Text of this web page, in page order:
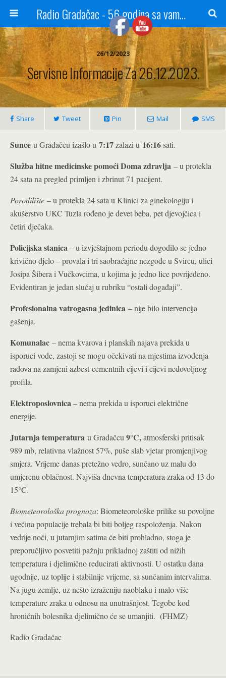
Radio Gradačac - 56 godina sa vama...
26/12/2023
Servisne Informacije Za 26.12.2023.
Share Tweet Pin Mail SMS
Sunce u Gradačcu izašlo u 7:17zalazi u 16:16sati.
Služba hitne medicinske pomoći Doma zdravlja – u protekla
24 sata na pregled primljen i zbrinut 71 pacijent.
Porodilište – u protekla 24 sata u Klinici za ginekologiju i
akušerstvo UKC Tuzla rođeno je devet beba, pet djevojčica i
četiri dječaka.
Policijska stanica– u izvještajnom periodu dogodilo se jedno
krivično djelo – provala i tri saobraćajne nezgode u Svircu, ulici
Josipa Šibera i Vučkovcima, u kojima je jedno lice povrijeđeno.
Evidentiran je jedan slučaj u rubriku “ostali događaji”.
Profesionalna vatrogasna jedinica – nije bilo intervencija
gašenja.
Komunalac – nema kvarova i planskih najava prekida u
isporuci vode, zastoji se mogu očekivati na mjestima izvođenja
radova na zamjeni azbest-cementnih cijevi i cijevi nedovoljnog
profila.
Elektroposlovnica– nema prekida u isporuci električne
energije.
Jutarnja temperatura u Gradačcu 9°C,atmosferski pritisak
989 mb, relativna vlažnost 57%, puše slab vjetar promjenjivog
smjera. Vrijeme danas pretežno vedro, sunčano uz malu do
umjerenu oblačnost. Najviša dnevna temperatura zraka od 13 do
15°C.
Biometeorološka prognoza: Biometeorološke prilike su povoljne
i većina populacije trebala bi biti boljeg raspoloženja. Nakon
vedrije noći, u jutarnjim satima će biti prohladno, stoga je
preporučljivo posvetiti pažnju prikladnoj zaštiti od nižih
temperatura i djelimično reducirati aktivnosti. U ostatku dana
ugodnije, uz toplije i stabilnije vrijeme, sa sunčanim intervalima.
Na jugu zemlje, uz nešto izraženiju naoblaku i malo više
temperature zraka u odnosu na unutrašnjost. Tegobe kod
hroničnih bolesnika djelimično će se umanjiti. (FHMZ)
Radio Gradačac